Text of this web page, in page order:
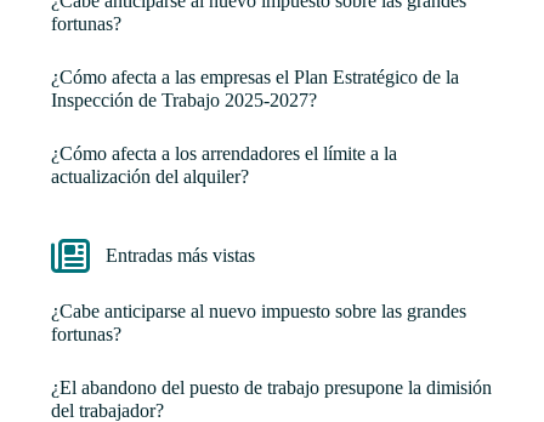
fortunas?
¿Cómo afecta a las empresas el Plan Estratégico de la
Inspección de Trabajo 2025-2027?
¿Cómo afecta a los arrendadores el límite a la
actualización del alquiler?
Entradas más vistas
¿Cabe anticiparse al nuevo impuesto sobre las grandes
fortunas?
¿El abandono del puesto de trabajo presupone la dimisión
del trabajador?